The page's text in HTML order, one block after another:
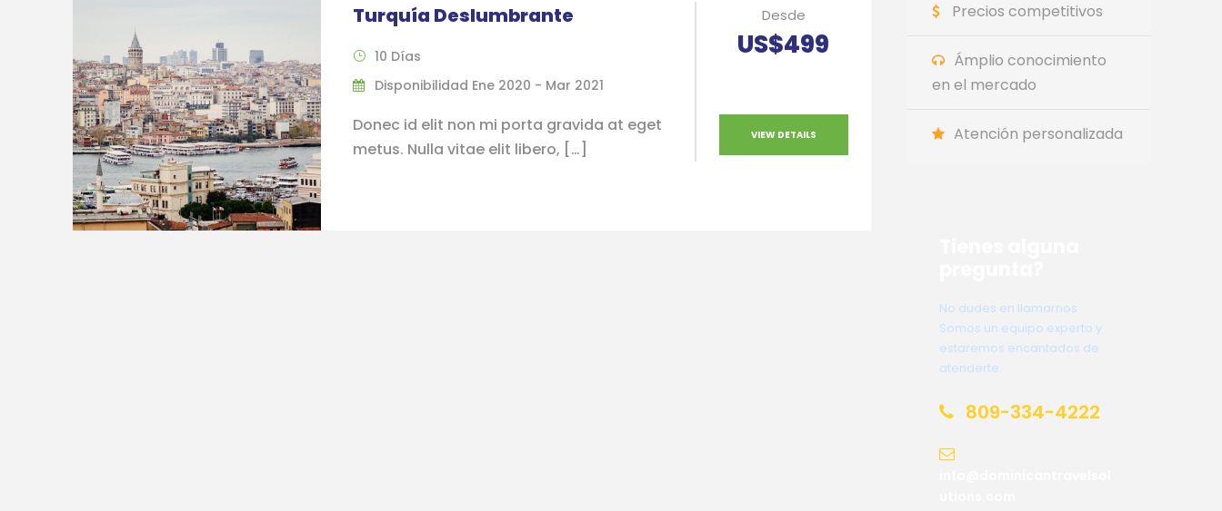
Turquía Deslumbrante
10 Días
Disponibilidad Ene 2020 - Mar 2021
Donec id elit non mi porta gravida at eget
metus. Nulla vitae elit libero, […]
Desde
US$499
VIEW DETAILS
Precios competitivos
Ámplio conocimiento
en el mercado
Atención personalizada
No dudes en llamarnos.
Somos un equipo experto y
estaremos encantados de
atenderte.
809-334-4222